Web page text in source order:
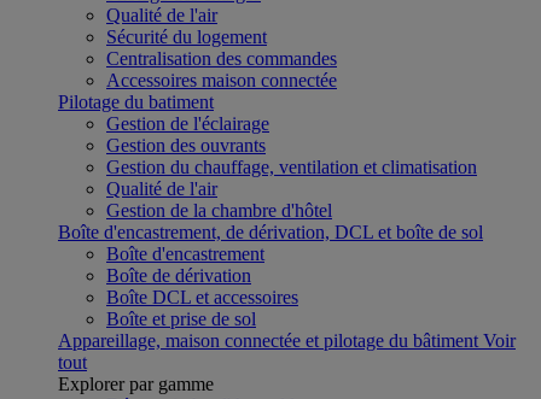
Qualité de l'air
Sécurité du logement
Centralisation des commandes
Accessoires maison connectée
Pilotage du batiment
Gestion de l'éclairage
Gestion des ouvrants
Gestion du chauffage, ventilation et climatisation
Qualité de l'air
Gestion de la chambre d'hôtel
Boîte d'encastrement, de dérivation, DCL et boîte de sol
Boîte d'encastrement
Boîte de dérivation
Boîte DCL et accessoires
Boîte et prise de sol
Appareillage, maison connectée et pilotage du bâtiment Voir
tout
Explorer par gamme